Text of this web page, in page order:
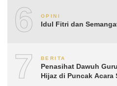
6 OPINI
Idul Fitri dan
7 BERITA
Penasihat Dawuh
Hijaz di Puncak Acara